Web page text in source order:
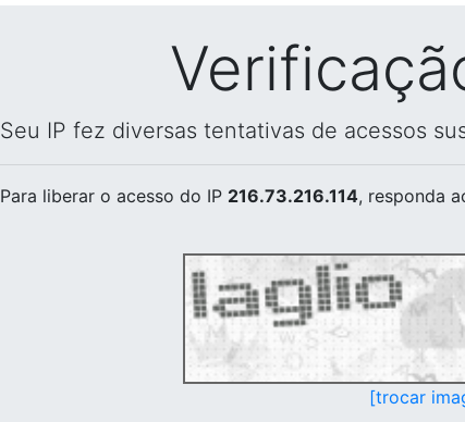
Seu IP fez diversas tentativas de acessos
Para liberar o acesso do IP 216.73.216.114, responda
[trocar